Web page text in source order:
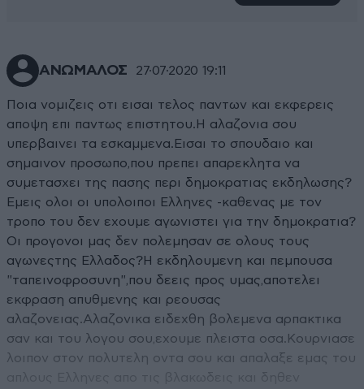
ΑΝΩΜΑΛΟΣ 27·07·2020 19:11
Ποια νομιζεις οτι εισαι τελος παντων και εκφερεις
αποψη επι παντως επιστητου.Η αλαζονια σου
υπερβαινει τα εσκαμμενα.Εισαι το σπουδαιο και
σημαινον προσωπο,που πρεπει απαρεκλητα να
συμετασχει της πασης περι δημοκρατιας εκδηλωσης?
Εμεις ολοι οι υπολοιποι Ελληνες -καθενας με τον
τροπο του δεν εχουμε αγωνιστει για την δημοκρατια?
Οι προγονοι μας δεν πολεμησαν σε ολους τους
αγωνεςτης Ελλαδος?Η εκδηλουμενη και πεμπουσα
"ταπεινοφροσυνη",που δεεις προς υμας,αποτελει
εκφραση απυθμενης και ρεουσας
αλαζονειας.Αλαζονικα ειδεχθη βολεμενα αρπακτικα
σαν και του λογου σου,εχουμε πλειστα οσα.Κουρνιασε
λοιπον στον πολυτελη οντα σου και απαλαξε εμας του